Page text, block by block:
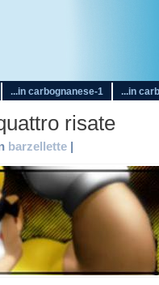
...in carbognanese-1 ...in
risate
barzellette |